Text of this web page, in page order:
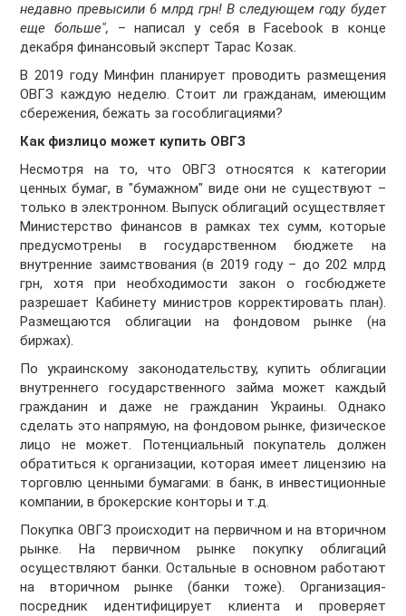
недавно превысили 6 млрд грн! В следующем году будет
еще больше", – написал у себя в Facebook в конце
декабря финансовый эксперт Тарас Козак.
В 2019 году Минфин планирует проводить размещения
ОВГЗ каждую неделю. Стоит ли гражданам, имеющим
сбережения, бежать за гособлигациями?
Как физлицо может купить ОВГЗ
Несмотря на то, что ОВГЗ относятся к категории
ценных бумаг, в "бумажном" виде они не существуют –
только в электронном. Выпуск облигаций осуществляет
Министерство финансов в рамках тех сумм, которые
предусмотрены в государственном бюджете на
внутренние заимствования (в 2019 году – до 202 млрд
грн, хотя при необходимости закон о госбюджете
разрешает Кабинету министров корректировать план).
Размещаются облигации на фондовом рынке (на
биржах).
По украинскому законодательству, купить облигации
внутреннего государственного займа может каждый
гражданин и даже не гражданин Украины. Однако
сделать это напрямую, на фондовом рынке, физическое
лицо не может. Потенциальный покупатель должен
обратиться к организации, которая имеет лицензию на
торговлю ценными бумагами: в банк, в инвестиционные
компании, в брокерские конторы и т.д.
Покупка ОВГЗ происходит на первичном и на вторичном
рынке. На первичном рынке покупку облигаций
осуществляют банки. Остальные в основном работают
на вторичном рынке (банки тоже). Организация-
посредник идентифицирует клиента и проверяет